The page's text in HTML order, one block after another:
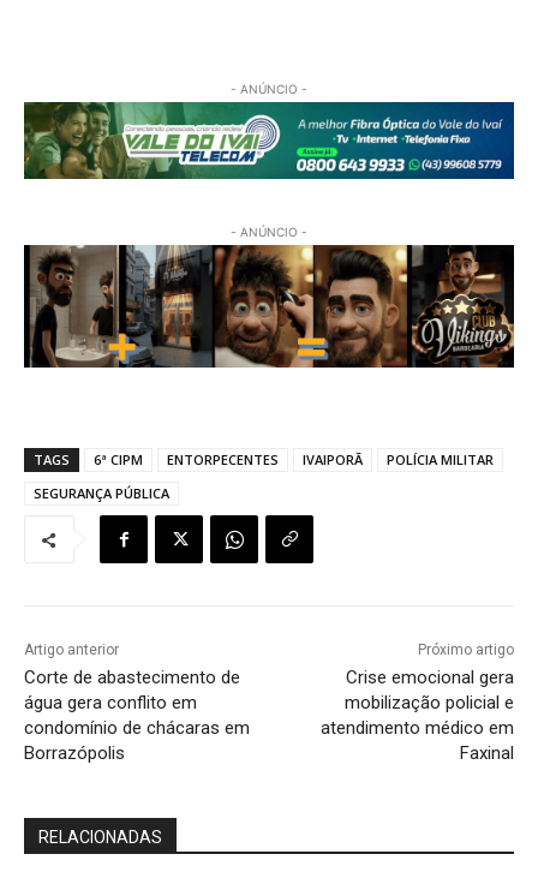
- ANÚNCIO -
- ANÚNCIO -
TAGS 6ª CIPM ENTORPECENTES IVAIPORÃ
POLÍCIA MILITAR
SEGURANÇA PÚBLICA
Artigo anterior
Corte de abastecimento de
água gera conflito em
condomínio de chácaras em
Borrazópolis
Próximo artigo
Crise emocional gera
mobilização policial e
atendimento médico em
Faxinal
RELACIONADAS